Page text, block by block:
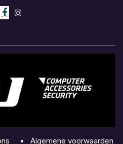
• Algemene voorwaarden